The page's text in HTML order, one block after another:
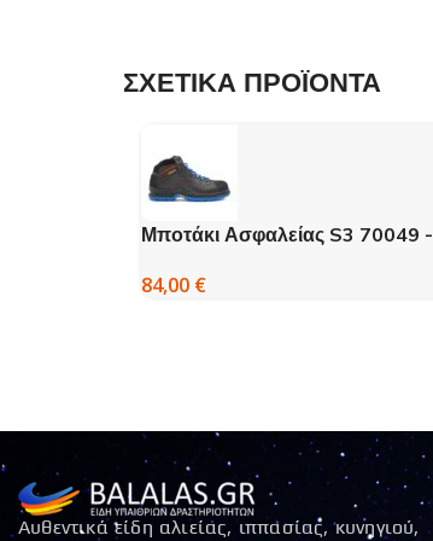
ΣΧΕΤΙΚΑ ΠΡΟΪΟΝΤΑ
Μποτάκι Ασφαλείας S3 70049 -
84,00 €
Αυθεντικά είδη αλιείας, ιππασίας, κυνηγιού,